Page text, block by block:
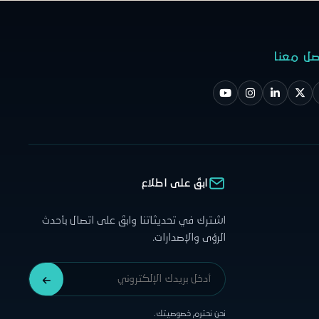
معنا
ابقَ على اطلاع
اشترك في تحديثاتنا وابقَ على اتصال بأحدث
الرؤى والإصدارات.
نحن نحترم خصوصيتك.